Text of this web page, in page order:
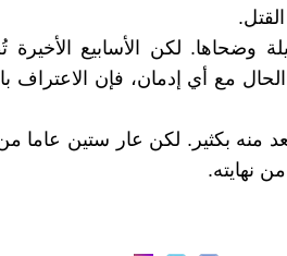
وضحاها. لكن الأسابيع الأخيرة
مع أي إدمان، فإن الاعتراف
منه بكثير. لكن عار ستين عاما من
نهايته.